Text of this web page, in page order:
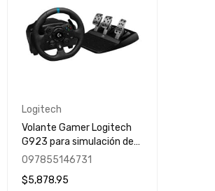
Logitech
Volante Gamer Logitech
G923 para simulación de
carreras | Sistema de
Xbox | PlayStation | PC
097855146731
$5,878.95